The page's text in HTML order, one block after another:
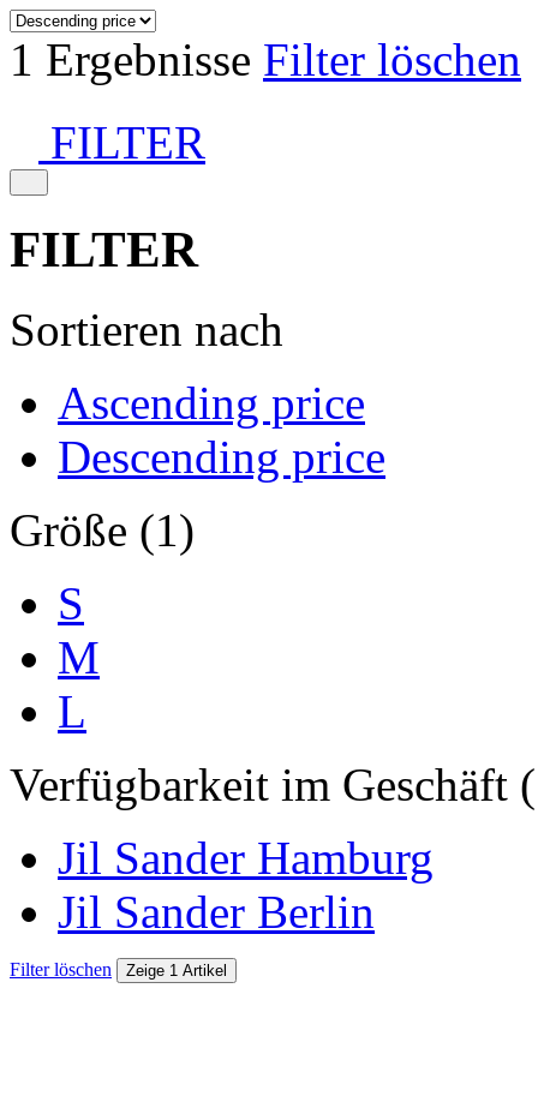
1 Ergebnisse Filter löschen
FILTER
FILTER
Sortieren nach
Ascending price
Descending price
Größe (1)
S
M
L
Verfügbarkeit im Geschäft
Jil Sander Hamburg
Jil Sander Berlin
Filter löschen Zeige 1 Artikel